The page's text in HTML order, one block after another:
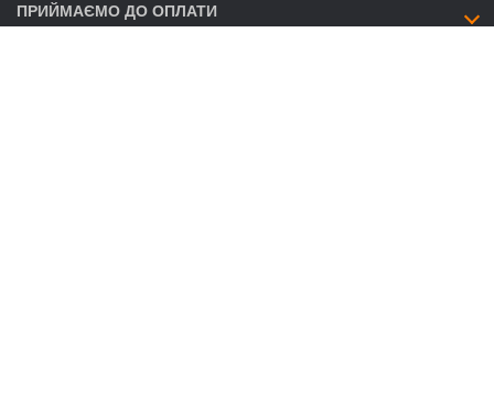
ПРИЙМАЄМО ДО ОПЛАТИ